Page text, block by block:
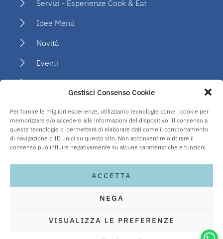
Gestisci Consenso Cookie
Per fornire le migliori esperienze, utilizziamo tecnologie come i cookie per
memorizzare e/o accedere alle informazioni del dispositivo. Il consenso a
queste tecnologie ci permetterà di elaborare dati come il comportamento
di navigazione o ID unici su questo sito. Non acconsentire o ritirare il
consenso può influire negativamente su alcune caratteristiche e funzioni.
ACCETTA
NEGA
VISUALIZZA LE PREFERENZE
Servizi - Esperienze Cook & Eat
Idee Menù
Novità
Eventi
Social
PRIVACY
Contact me
the Privacy Policy
© Giusy Greco | All rights reserved. VAT number
13781570968